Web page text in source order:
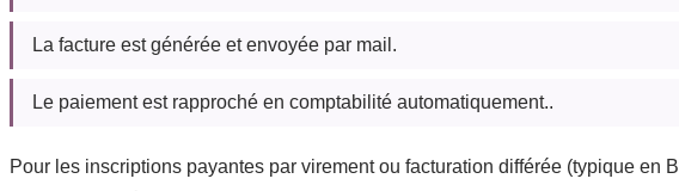
La facture est générée et envoyée par mail.
Le paiement est rapproché en comptabilité automatiquement..
Pour les inscriptions payantes par virement ou facturation différée (typique